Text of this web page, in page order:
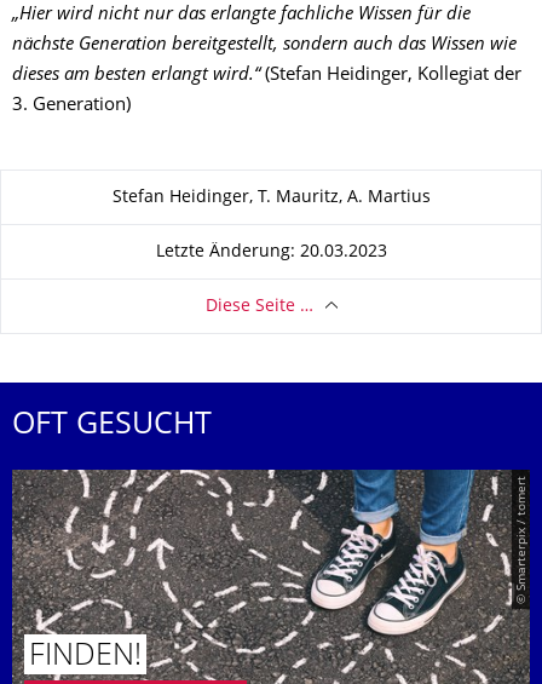
„Hier wird nicht nur das erlangte fachliche Wissen für die
nächste Generation bereitgestellt, sondern auch das Wissen wie
dieses am besten erlangt wird.“(Stefan Heidinger, Kollegiat der
3. Generation)
Zu dieser SeiteStefan Heidinger, T. Mauritz, A. Martius
Letzte Änderung: 20.03.2023
Diese Seite …
OFT GESUCHT
© Smarterpix / tomert
FINDEN!